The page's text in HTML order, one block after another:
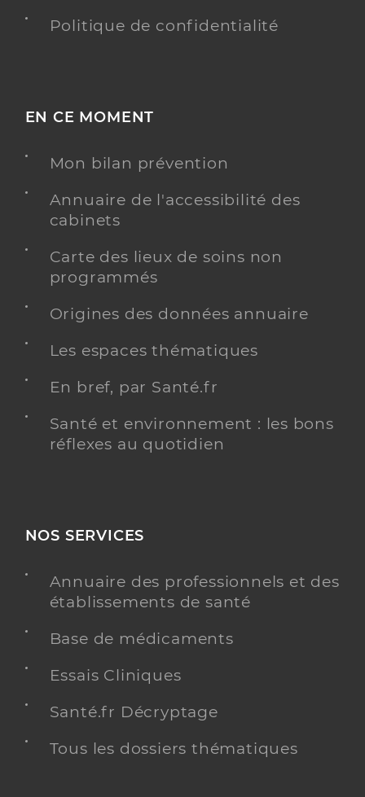
Politique de confidentialité
EN CE MOMENT
Mon bilan prévention
Annuaire de l'accessibilité des
cabinets
Carte des lieux de soins non
programmés
Origines des données annuaire
Les espaces thématiques
En bref, par Santé.fr
Santé et environnement : les bons
réflexes au quotidien
NOS SERVICES
Annuaire des professionnels et des
établissements de santé
Base de médicaments
Essais Cliniques
Santé.fr Décryptage
Tous les dossiers thématiques